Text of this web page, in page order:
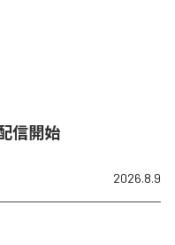
信開始
2026.8.9